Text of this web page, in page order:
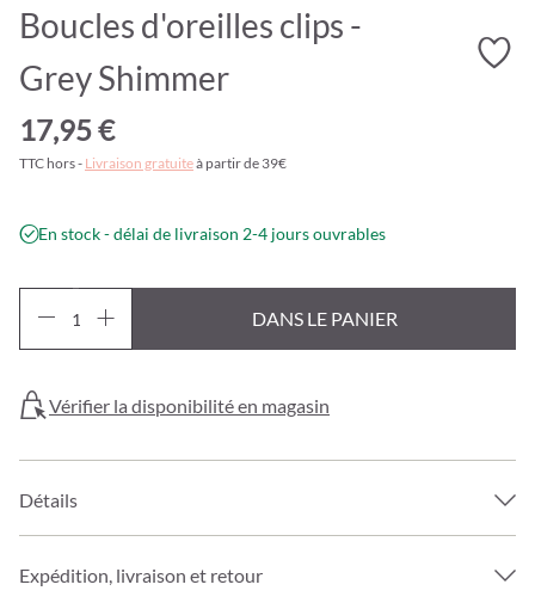
Boucles d'oreilles clips -
Grey Shimmer
17,95 €
TTC hors - Livraison gratuiteà partir de 39€
En stock - délai de livraison 2-4 jours ouvrables
DANS LE PANIER
Vérifier la disponibilité en magasin
Détails
Expédition, livraison et retour